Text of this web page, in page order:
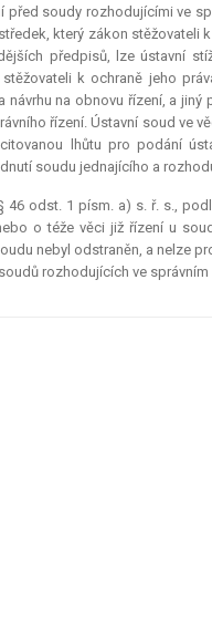
před soudy rozhodujícími ve
který zákon stěžovateli
předpisů, lze ústavní
k ochraně jeho
na obnovu řízení, a
řízení. Ústavní soud ve
lhůtu pro podání
soudu jednajícího a
odst. 1 písm. a) s. ř. s.,
o téže věci již řízení u
nebyl odstraněn, a nelze
rozhodujících ve